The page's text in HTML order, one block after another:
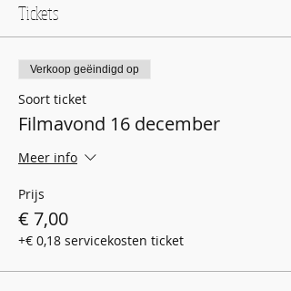
Tickets
Verkoop geëindigd op
Soort ticket
Filmavond 16 december
Meer info
Prijs
€ 7,00
+€ 0,18 servicekosten ticket